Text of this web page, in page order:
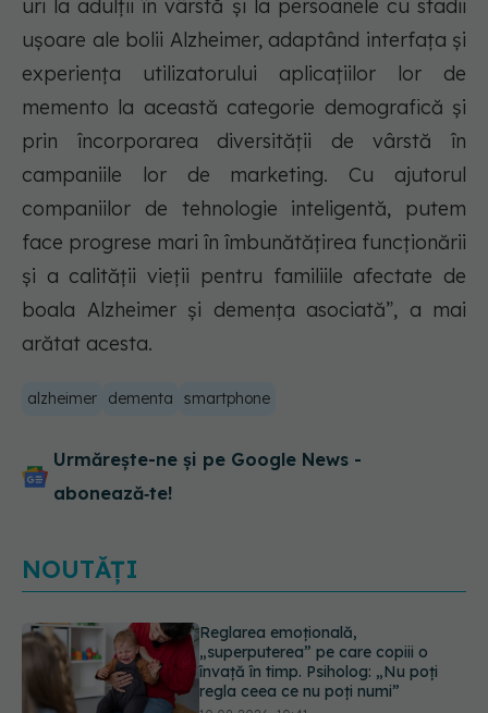
uri la adulții în vârstă și la persoanele cu stadii
ușoare ale bolii Alzheimer, adaptând interfața și
experiența utilizatorului aplicațiilor lor de
memento la această categorie demografică și
prin încorporarea diversității de vârstă în
campaniile lor de marketing. Cu ajutorul
companiilor de tehnologie inteligentă, putem
face progrese mari în îmbunătățirea funcționării
și a calității vieții pentru familiile afectate de
boala Alzheimer și demența asociată”, a mai
arătat acesta.
alzheimer dementa smartphone
Urmărește-ne și pe Google News -
abonează‑te!
NOUTĂȚI
Sânii densi sau antecedente
familiale de cancer mamar? De ce
riscul ar putea conta mai mult decât
vârsta